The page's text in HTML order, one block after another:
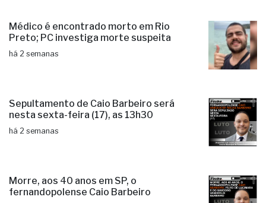
Médico é encontrado morto em Rio
Preto; PC investiga morte suspeita
há 2 semanas
Sepultamento de Caio Barbeiro será
nesta sexta-feira (17), as 13h30
há 2 semanas
Morre, aos 40 anos em SP, o
fernandopolense Caio Barbeiro